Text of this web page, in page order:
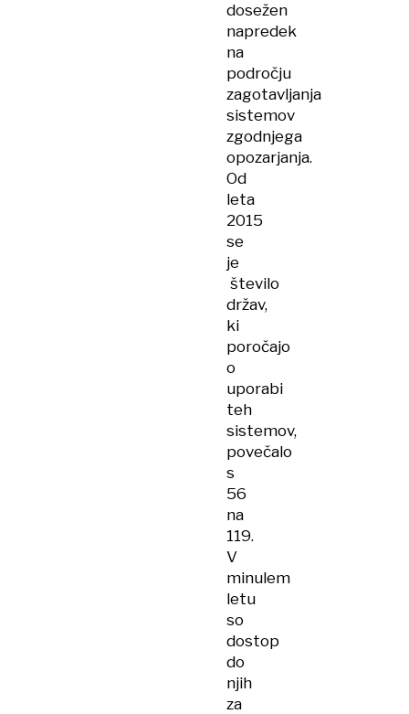
dosežen
napredek
na
področju
zagotavljanja
sistemov
zgodnjega
opozarjanja.
Od
leta
2015
se
je
število
držav,
ki
poročajo
o
uporabi
teh
sistemov,
povečalo
s
56
na
119.
V
minulem
letu
so
dostop
do
njih
za